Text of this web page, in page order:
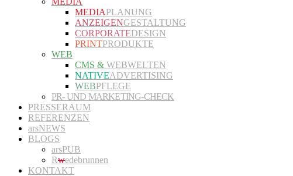
MEDIAPLANUNG
ANZEIGENGESTALTUNG
CORPORATEDESIGN
PRINTPRODUKTE
WEB
CMS & WEBWELTEN
NATIVEADVERTISING
WEBPFLEGE
PR- UND MARKETING-CHECK
PRESSERAUM
REFERENZEN
arsNEWS
BLOGS
arsPUB
Rwedebrunnen
KONTAKT